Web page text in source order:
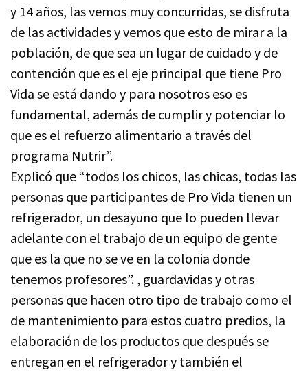
y 14 años, las vemos muy concurridas, se disfruta
de las actividades y vemos que esto de mirar a la
población, de que sea un lugar de cuidado y de
contención que es el eje principal que tiene Pro
Vida se está dando y para nosotros eso es
fundamental, además de cumplir y potenciar lo
que es el refuerzo alimentario a través del
programa Nutrir”.
Explicó que “todos los chicos, las chicas, todas las
personas que participantes de Pro Vida tienen un
refrigerador, un desayuno que lo pueden llevar
adelante con el trabajo de un equipo de gente
que es la que no se ve en la colonia donde
tenemos profesores”. , guardavidas y otras
personas que hacen otro tipo de trabajo como el
de mantenimiento para estos cuatro predios, la
elaboración de los productos que después se
entregan en el refrigerador y también el